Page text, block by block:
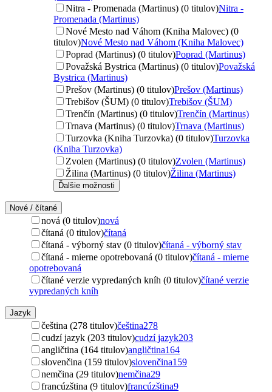
Nitra - Promenada (Martinus) (0 titulov)Nitra -
Promenada (Martinus)
Nové Mesto nad Váhom (Kniha Malovec) (0
titulov)Nové Mesto nad Váhom (Kniha Malovec)
Poprad (Martinus) (0 titulov)Poprad (Martinus)
Považská Bystrica (Martinus) (0 titulov)Považská
Bystrica (Martinus)
Prešov (Martinus) (0 titulov)Prešov (Martinus)
Trebišov (ŠUM) (0 titulov)Trebišov (ŠUM)
Trenčín (Martinus) (0 titulov)Trenčín (Martinus)
Trnava (Martinus) (0 titulov)Trnava (Martinus)
Turzovka (Kniha Turzovka) (0 titulov)Turzovka
(Kniha Turzovka)
Zvolen (Martinus) (0 titulov)Zvolen (Martinus)
Žilina (Martinus) (0 titulov)Žilina (Martinus)
Ďalšie možnosti
Nové / čítané
nová (0 titulov)nová
čítaná (0 titulov)čítaná
čítaná - výborný stav (0 titulov)čítaná - výborný stav
čítaná - mierne opotrebovaná (0 titulov)čítaná - mierne
opotrebovaná
čítané verzie vypredaných kníh (0 titulov)čítané verzie
vypredaných kníh
Jazyk
čeština (278 titulov)čeština278
cudzí jazyk (203 titulov)cudzí jazyk203
angličtina (164 titulov)angličtina164
slovenčina (159 titulov)slovenčina159
nemčina (29 titulov)nemčina29
francúzština (9 titulov)francúzština9